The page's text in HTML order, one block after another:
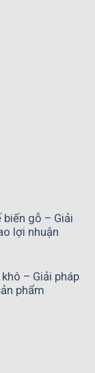
gỗ – Giải
lợi nhuận
– Giải pháp
phẩm